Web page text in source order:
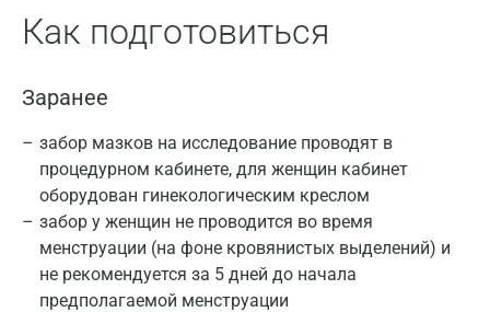
Как подготовиться
Заранее
забор мазков на исследование проводят в
процедурном кабинете, для женщин кабинет
оборудован гинекологическим креслом
забор у женщин не проводится во время
менструации (на фоне кровянистых выделений) и
не рекомендуется за 5 дней до начала
предполагаемой менструации